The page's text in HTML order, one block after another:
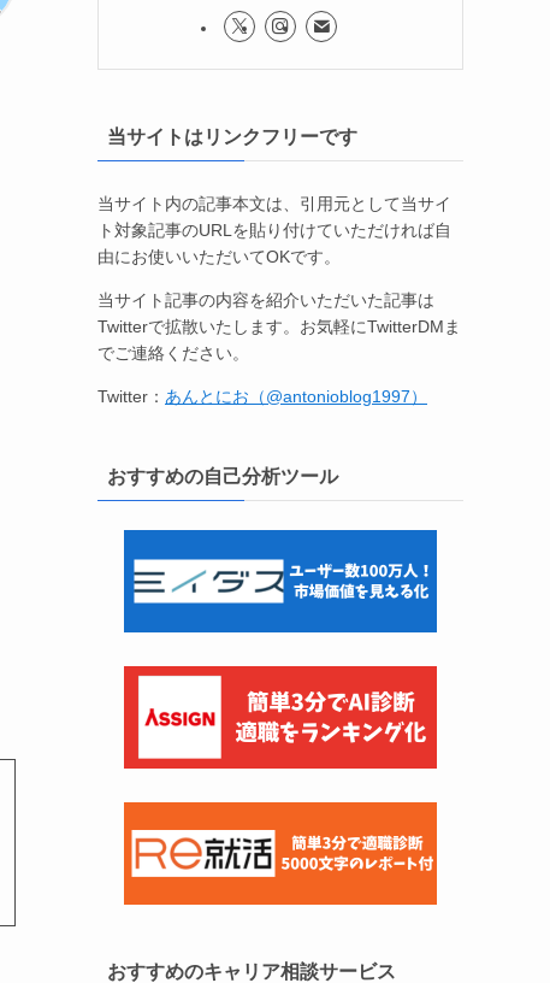
当サイトはリンクフリーです
当サイト内の記事本文は、引用元として当サイ
ト対象記事のURLを貼り付けていただければ自
由にお使いいただいてOKです。
当サイト記事の内容を紹介いただいた記事は
Twitterで拡散いたします。お気軽にTwitterDMま
でご連絡ください。
Twitter： あんとにお（@antonioblog1997）
おすすめの自己分析ツール
おすすめのキャリア相談サービス